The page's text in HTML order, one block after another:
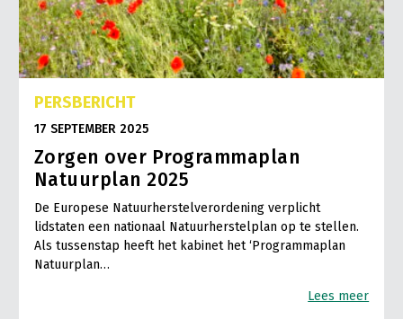
PERSBERICHT
17 SEPTEMBER 2025
Zorgen over Programmaplan
Natuurplan 2025
De Europese Natuurherstelverordening verplicht
lidstaten een nationaal Natuurherstelplan op te stellen.
Als tussenstap heeft het kabinet het ‘Programmaplan
Natuurplan…
Lees meer